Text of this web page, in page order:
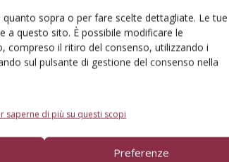
sopra o per fare scelte dettagliate. Le tue
a questo sito. È possibile modificare le
compreso il ritiro del consenso, utilizzando i
sul pulsante di gestione del consenso nella
saperne di più su questi scopi
Preferenze
al meglio le produzioni anche
ognuna con
dall’elevato potenziale
cui adatta alle filiere
stress per SY ZOAN e una
ottimale dei raccolti unisce
SENKO (Classe 400) è la
300 che permette